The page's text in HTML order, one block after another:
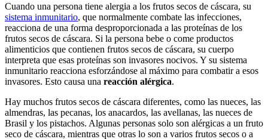
Cuando una persona tiene alergia a los frutos secos de cáscara, su
sistema inmunitario, que normalmente combate las infecciones,
reacciona de una forma desproporcionada a las proteínas de los
frutos secos de cáscara. Si la persona bebe o come productos
alimenticios que contienen frutos secos de cáscara, su cuerpo
interpreta que esas proteínas son invasores nocivos. Y su sistema
inmunitario reacciona esforzándose al máximo para combatir a esos
invasores. Esto causa una reacción alérgica.
Hay muchos frutos secos de cáscara diferentes, como las nueces, las
almendras, las pecanas, los anacardos, las avellanas, las nueces de
Brasil y los pistachos. Algunas personas solo son alérgicas a un fruto
seco de cáscara, mientras que otras lo son a varios frutos secos o a